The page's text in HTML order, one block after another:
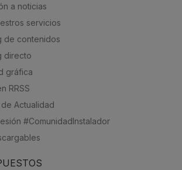
a noticias
servicios
de contenidos
directo
gráfica
RRSS
Actualidad
#ComunidadInstalador